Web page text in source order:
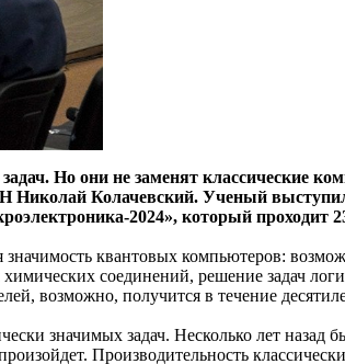
Но они не заменят классические
Николай Колачевский. Ученый
2024», который проходит
значимость квантовых компьютеров:
соединений, решение задач
возможно, получится в течение
значимых задач. Несколько лет
Производительность